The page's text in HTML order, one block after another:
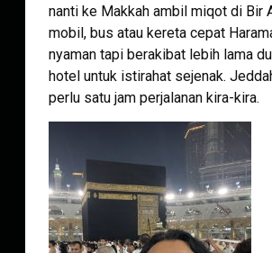
nanti ke Makkah ambil miqot di Bir
mobil, bus atau kereta cepat
nyaman tapi berakibat lebih lama
hotel untuk istirahat sejenak.
perlu satu jam perjalanan kira-kira.